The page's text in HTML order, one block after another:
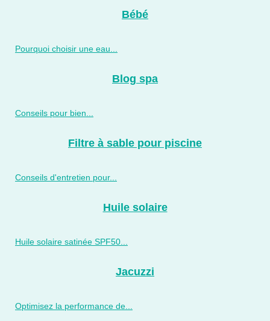
Bébé
Pourquoi choisir une eau...
Blog spa
Conseils pour bien...
Filtre à sable pour piscine
Conseils d'entretien pour...
Huile solaire
Huile solaire satinée SPF50...
Jacuzzi
Optimisez la performance de...